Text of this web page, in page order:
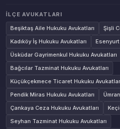
İLÇE AVUKATLARI
Beşiktaş Aile Hukuku Avukatları
Şişli
Kadıköy İş Hukuku Avukatları
Üsküdar Gayrimenkul Hukuku Avukatları
Bağcılar Tazminat Hukuku Avukatları
Küçükçekmece Ticaret Hukuku
Pendik Miras Hukuku Avukatları
Çankaya Ceza Hukuku Avukatları
Seyhan Tazminat Hukuku Avukatları